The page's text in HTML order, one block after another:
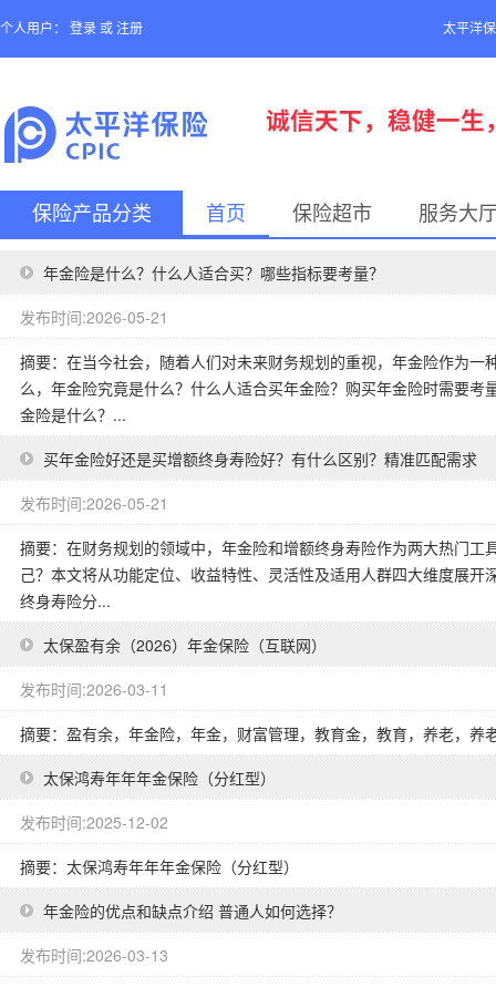
个人用户： 登录 或 注册 太平洋
保险产品分类 首页 保险超市 服务大
年金险是什么？什么人适合买？哪些指标要考量？
发布时间:2026-05-21
摘要：在当今社会，随着人们对未来财务规划的重视，年金险作为
么，年金险究竟是什么？什么人适合买年金险？购买年金险时需要
金险是什么？...
买年金险好还是买增额终身寿险好？有什么区别？精准匹配需求
发布时间:2026-05-21
摘要：在财务规划的领域中，年金险和增额终身寿险作为两大热门
己？本文将从功能定位、收益特性、灵活性及适用人群四大维度展
终身寿险分...
太保盈有余（2026）年金保险（互联网）
发布时间:2026-03-11
摘要：盈有余，年金险，年金，财富管理，教育金，教育，养老，养
太保鸿寿年年年金保险（分红型）
发布时间:2025-12-02
摘要：太保鸿寿年年年金保险（分红型）
年金险的优点和缺点介绍 普通人如何选择？
发布时间:2026-03-13